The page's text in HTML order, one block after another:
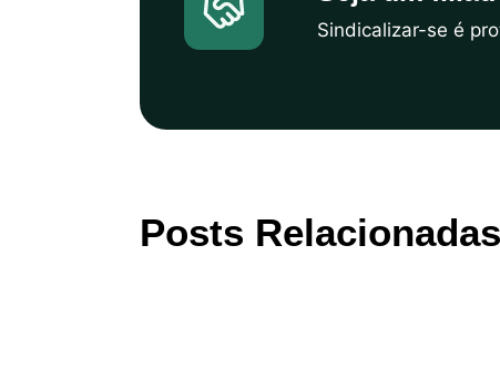
Sindicalizar-se é
Posts Relacionadas